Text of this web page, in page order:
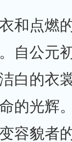
和点燃
自公元
白的衣
的光辉
容貌者